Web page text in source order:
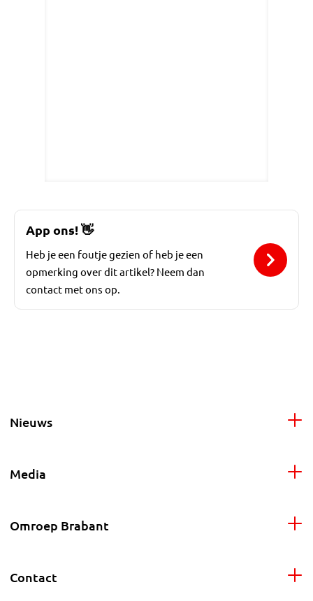
App ons!👋
Heb je een foutje gezien of heb je een
opmerking over dit artikel? Neem dan
contact met ons op.
Nieuws
Media
Omroep Brabant
Contact